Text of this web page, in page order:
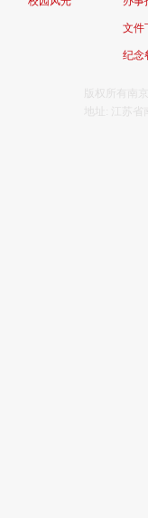
文件
纪念
版权所有南